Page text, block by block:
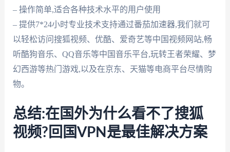
– 操作简单,适合各种技术水平的用户使用
– 提供7*24小时专业技术支持通过番茄加速器,我们就可
以轻松访问搜狐视频、优酷、爱奇艺等中国视频网站,畅
听酷狗音乐、QQ音乐等中国音乐平台,玩转王者荣耀、梦
幻西游等热门游戏,以及在京东、天猫等电商平台尽情购
物。
总结:在国外为什么看不了搜狐
视频?回国VPN是最佳解决方案